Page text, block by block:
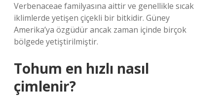
Verbenaceae familyasına aittir ve genellikle sıcak
iklimlerde yetişen çiçekli bir bitkidir. Güney
Amerika’ya özgüdür ancak zaman içinde birçok
bölgede yetiştirilmiştir.
Tohum en hızlı nasıl
çimlenir?